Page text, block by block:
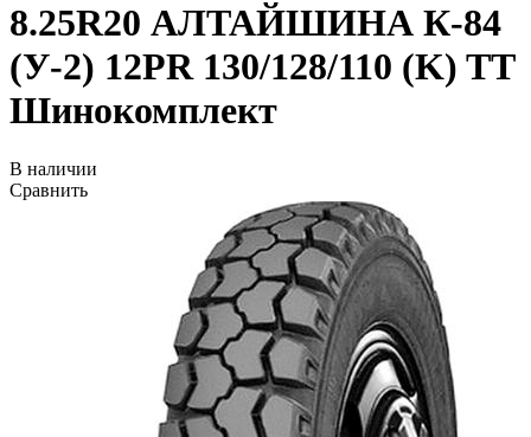
8.25R20 АЛТАЙШИНА К-84
(У-2) 12PR 130/128/110 (K) TT
Шинокомплект
В наличии
Сравнить